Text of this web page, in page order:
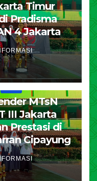
Timur
Pradisma
4 Jakarta
MTsN
III Jakarta
Prestasi di
Cipayung